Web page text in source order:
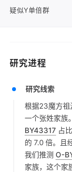
疑似Y单倍群
研究进程
研究线索
根据23魔方祖
一个张姓家族
BY43317 占
的 7.0 倍。且
我们推测 O-
家族，这个家